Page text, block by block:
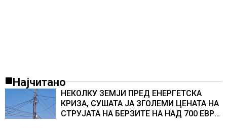
Најчитано
НЕКОЛКУ ЗЕМЈИ ПРЕД ЕНЕРГЕТСКА
КРИЗА, СУШАТА ЈА ЗГОЛЕМИ ЦЕНАТА НА
СТРУЈАТА НА БЕРЗИТЕ НА НАД 700 ЕВРА